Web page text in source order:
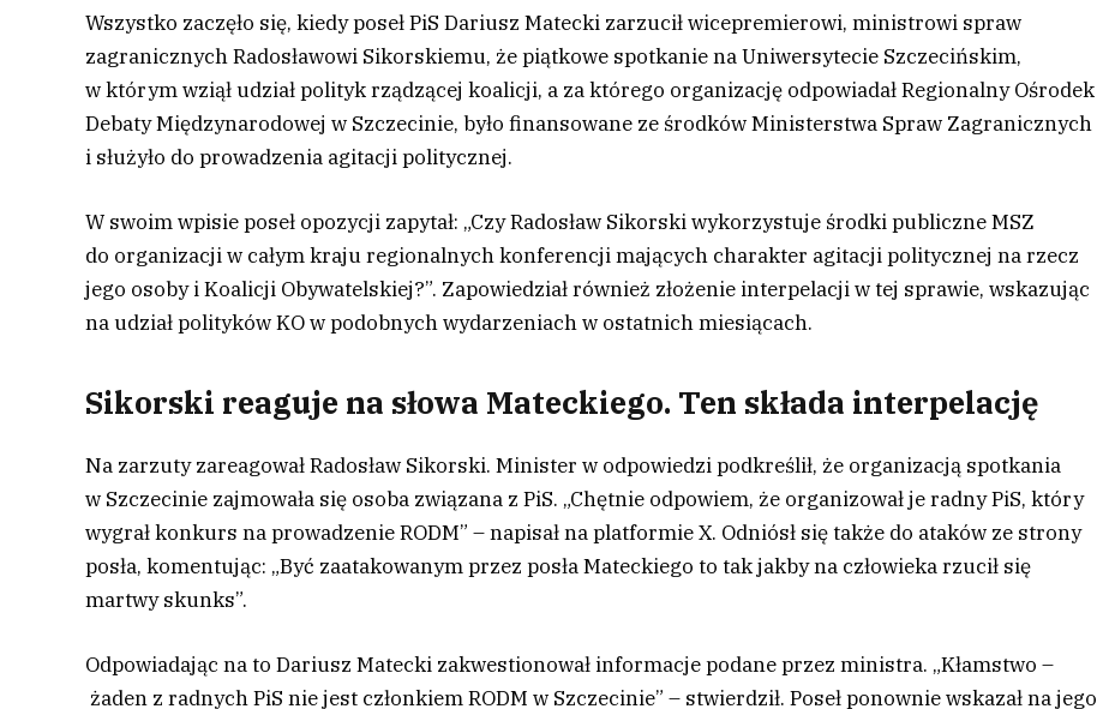
Wszystko zaczęło się, kiedy poseł PiS Dariusz Matecki zarzucił wicepremierowi, ministrowi spraw
zagranicznych Radosławowi Sikorskiemu, że piątkowe spotkanie na Uniwersytecie Szczecińskim,
w którym wziął udział polityk rządzącej koalicji, a za którego organizację odpowiadał Regionalny Ośrodek
Debaty Międzynarodowej w Szczecinie, było finansowane ze środków Ministerstwa Spraw Zagranicznych
i służyło do prowadzenia agitacji politycznej.
W swoim wpisie poseł opozycji zapytał: „Czy Radosław Sikorski wykorzystuje środki publiczne MSZ
do organizacji w całym kraju regionalnych konferencji mających charakter agitacji politycznej na rzecz
jego osoby i Koalicji Obywatelskiej?”. Zapowiedział również złożenie interpelacji w tej sprawie, wskazując
na udział polityków KO w podobnych wydarzeniach w ostatnich miesiącach.
Sikorski reaguje na słowa Mateckiego. Ten składa interpelację
Na zarzuty zareagował Radosław Sikorski. Minister w odpowiedzi podkreślił, że organizacją spotkania
w Szczecinie zajmowała się osoba związana z PiS. „Chętnie odpowiem, że organizował je radny PiS, który
wygrał konkurs na prowadzenie RODM” – napisał na platformie X. Odniósł się także do ataków ze strony
posła, komentując: „Być zaatakowanym przez posła Mateckiego to tak jakby na człowieka rzucił się
martwy skunks”.
Odpowiadając na to Dariusz Matecki zakwestionował informacje podane przez ministra. „Kłamstwo –
żaden z radnych PiS nie jest członkiem RODM w Szczecinie” – stwierdził. Poseł ponownie wskazał na jego